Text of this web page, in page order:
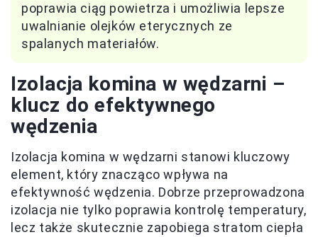
poprawia ciąg powietrza i umożliwia lepsze
uwalnianie olejków eterycznych ze
spalanych materiałów.
Izolacja komina w wędzarni –
klucz do efektywnego
wędzenia
Izolacja komina w wędzarni stanowi kluczowy
element, który znacząco wpływa na
efektywność wędzenia. Dobrze przeprowadzona
izolacja nie tylko poprawia kontrolę temperatury,
lecz także skutecznie zapobiega stratom ciepła